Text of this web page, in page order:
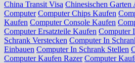
China Transit Visa Chinesischen Garten
Computer Computer Chips Kaufen
Kaufen Computer Console Kaufen
Computer Ersatzteile Kaufen Computer
Schrank Verstecken Computer In
Einbauen Computer In Schrank Stellen
Computer Kaufen Razer Computer